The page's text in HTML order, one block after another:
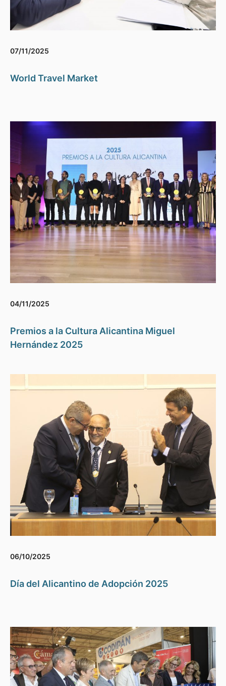
07/11/2025
World Travel Market
04/11/2025
Premios a la Cultura Alicantina Miguel
Hernández 2025
06/10/2025
Día del Alicantino de Adopción 2025